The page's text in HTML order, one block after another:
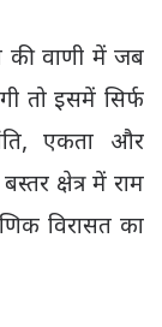
की वाणी में जब
तो इसमें सिर्फ
एकता और
क्षेत्र में राम
विरासत का